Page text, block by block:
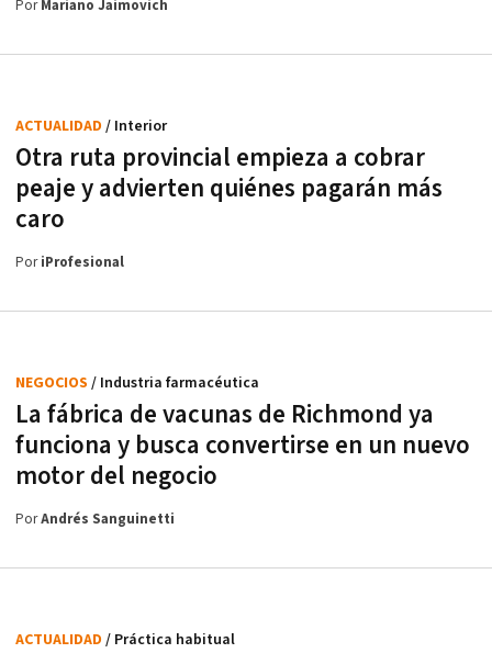
PorMariano Jaimovich
Otra ruta provincial empieza a cobrar
peaje y advierten quiénes pagarán más
caro
ACTUALIDAD / Interior
PoriProfesional
La fábrica de vacunas de Richmond ya
funciona y busca convertirse en un nuevo
motor del negocio
NEGOCIOS / Industria farmacéutica
PorAndrés Sanguinetti
ACTUALIDAD / Práctica habitual